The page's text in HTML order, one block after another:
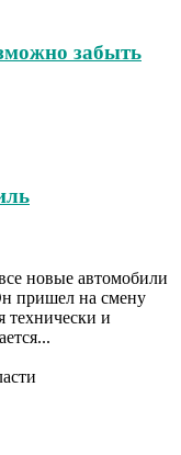
забыть
новые автомобили
пришел на смену
технически и